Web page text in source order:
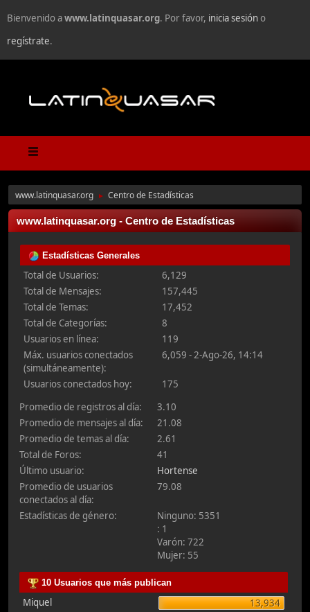
Bienvenido awww.latinquasar.org. Por favor, inicia sesióno
regístrate.
www.latinquasar.org ► Centro de Estadísticas
www.latinquasar.org - Centro de Estadísticas
Estadísticas Generales
Total de Usuarios:
6,129
Total de Mensajes:
157,445
Total de Temas:
17,452
Total de Categorías:
8
Usuarios en línea:
119
Máx. usuarios conectados
(simultáneamente):
6,059 - 2-Ago-26, 14:14
Usuarios conectados hoy:
175
Promedio de registros al día:
3.10
Promedio de mensajes al día:
21.08
Promedio de temas al día:
2.61
Total de Foros:
41
Último usuario:
Hortense
Promedio de usuarios
conectados al día:
79.08
Estadísticas de género:
Ninguno: 5351
: 1
Varón: 722
Mujer: 55
10 Usuarios que más publican
Miquel
13,934